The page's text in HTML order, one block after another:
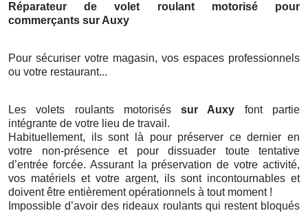
Réparateur de volet roulant motorisé pour
commerçants sur Auxy
Pour sécuriser votre magasin, vos espaces professionnels
ou votre restaurant...
Les volets roulants motoriséssur Auxy font partie
intégrante de votre lieu de travail.
Habituellement, ils sont là pour préserver ce dernier en
votre non-présence et pour dissuader toute tentative
d’entrée forcée. Assurant la préservation de votre activité,
vos matériels et votre argent, ils sont incontournables et
doivent être entièrement opérationnels à tout moment !
Impossible d’avoir des rideaux roulants qui restent bloqués